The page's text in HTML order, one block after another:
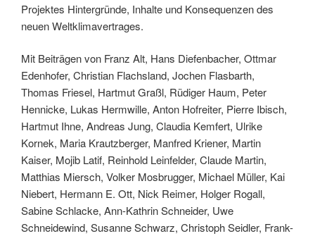
Projektes Hintergründe, Inhalte und Konsequenzen des
neuen Weltklimavertrages.
Mit Beiträgen von Franz Alt, Hans Diefenbacher, Ottmar
Edenhofer, Christian Flachsland, Jochen Flasbarth,
Thomas Friesel, Hartmut Graßl, Rüdiger Haum, Peter
Hennicke, Lukas Hermwille, Anton Hofreiter, Pierre Ibisch,
Hartmut Ihne, Andreas Jung, Claudia Kemfert, Ulrike
Kornek, Maria Krautzberger, Manfred Kriener, Martin
Kaiser, Mojib Latif, Reinhold Leinfelder, Claude Martin,
Matthias Miersch, Volker Mosbrugger, Michael Müller, Kai
Niebert, Hermann E. Ott, Nick Reimer, Holger Rogall,
Sabine Schlacke, Ann-Kathrin Schneider, Uwe
Schneidewind, Susanne Schwarz, Christoph Seidler, Frank-